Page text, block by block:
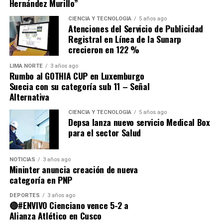
Comparte esto:
Hernández Murillo”
CIENCIA Y TECNOLOGÍA 5 años ago
Atenciones del Servicio de Publicidad
Registral en Línea de la Sunarp
crecieron en 122 %
LIMA NORTE 3 años ago
Rumbo al GOTHIA CUP en Luxemburgo
Suecia con su categoría sub 11 – Señal
Alternativa
CIENCIA Y TECNOLOGÍA 5 años ago
Depsa lanza nuevo servicio Medical Box
para el sector Salud
NOTICIAS 3 años ago
Mininter anuncia creación de nueva
categoría en PNP
DEPORTES 3 años ago
🔴#ENVIVO Cienciano vence 5-2 a
Alianza Atlético en Cusco